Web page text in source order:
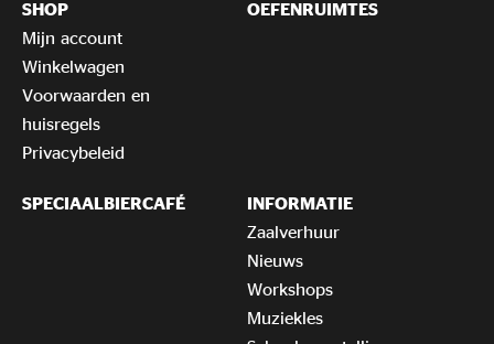
SHOP
Mijn account
Winkelwagen
Voorwaarden en
huisregels
Privacybeleid
OEFENRUIMTES
SPECIAALBIERCAFÉ
INFORMATIE
Zaalverhuur
Nieuws
Workshops
Muziekles